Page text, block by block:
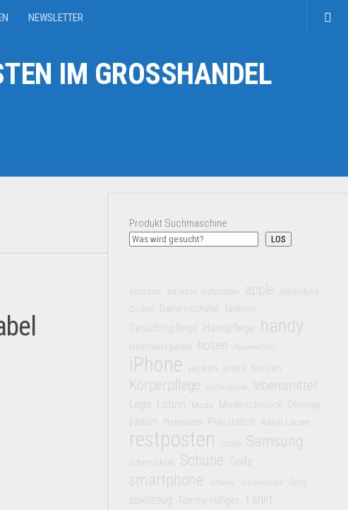
NEWSLETTER
IM GROSSHANDEL
Produkt Suchmaschine
LOS
Amazon amazon restposten apple Bekleidung
Collier Damenschuhe fashion
Gesichtspflege Handpflege handy
Haushaltsgeräte hosen Hygieneartikel
iPhone jacken jeans Kerzen
Körperpflege Küchengeräte lebensmittel
Lego Lotion Mode Modeschmuck Ohrringe
parfüm
Perlenkette Playstation Ralph Lauren
restposten röcke Samsung
Schmuckset Schuhe Seife
smartphone software sonderposten Sony
spielzeug Tommy Hilfiger t shirt